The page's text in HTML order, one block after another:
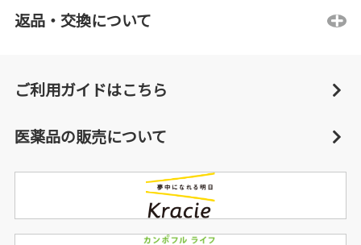
返品・交換について
ご利用ガイドはこちら
医薬品の販売について